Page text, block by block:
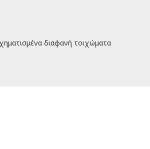
διαφανή τοιχώματα